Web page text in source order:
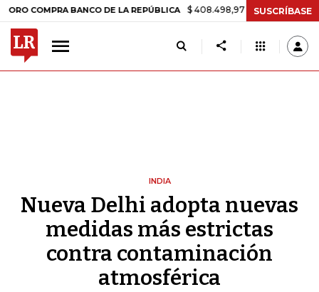
BANCO DE LA REPÚBLICA $ 408.498,97 +$ 8.753,81 +2,19%
SUSCRÍBASE
INDIA
Nueva Delhi adopta nuevas
medidas más estrictas
contra contaminación
atmosférica